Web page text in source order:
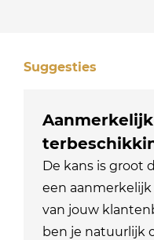
Suggesties
De kans is groot
een
van jouw
ben je natuurlijk